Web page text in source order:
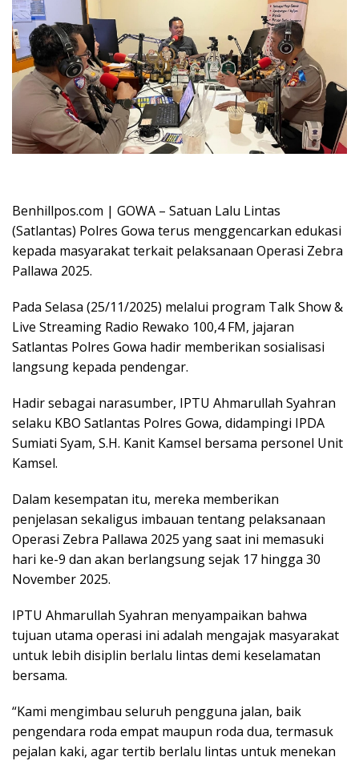
Benhillpos.com | GOWA – Satuan Lalu Lintas
(Satlantas) Polres Gowa terus menggencarkan edukasi
kepada masyarakat terkait pelaksanaan Operasi Zebra
Pallawa 2025.
Pada Selasa (25/11/2025) melalui program Talk Show &
Live Streaming Radio Rewako 100,4 FM, jajaran
Satlantas Polres Gowa hadir memberikan sosialisasi
langsung kepada pendengar.
Hadir sebagai narasumber, IPTU Ahmarullah Syahran
selaku KBO Satlantas Polres Gowa, didampingi IPDA
Sumiati Syam, S.H. Kanit Kamsel bersama personel Unit
Kamsel.
Dalam kesempatan itu, mereka memberikan
penjelasan sekaligus imbauan tentang pelaksanaan
Operasi Zebra Pallawa 2025 yang saat ini memasuki
hari ke-9 dan akan berlangsung sejak 17 hingga 30
November 2025.
IPTU Ahmarullah Syahran menyampaikan bahwa
tujuan utama operasi ini adalah mengajak masyarakat
untuk lebih disiplin berlalu lintas demi keselamatan
bersama.
“Kami mengimbau seluruh pengguna jalan, baik
pengendara roda empat maupun roda dua, termasuk
pejalan kaki, agar tertib berlalu lintas untuk menekan